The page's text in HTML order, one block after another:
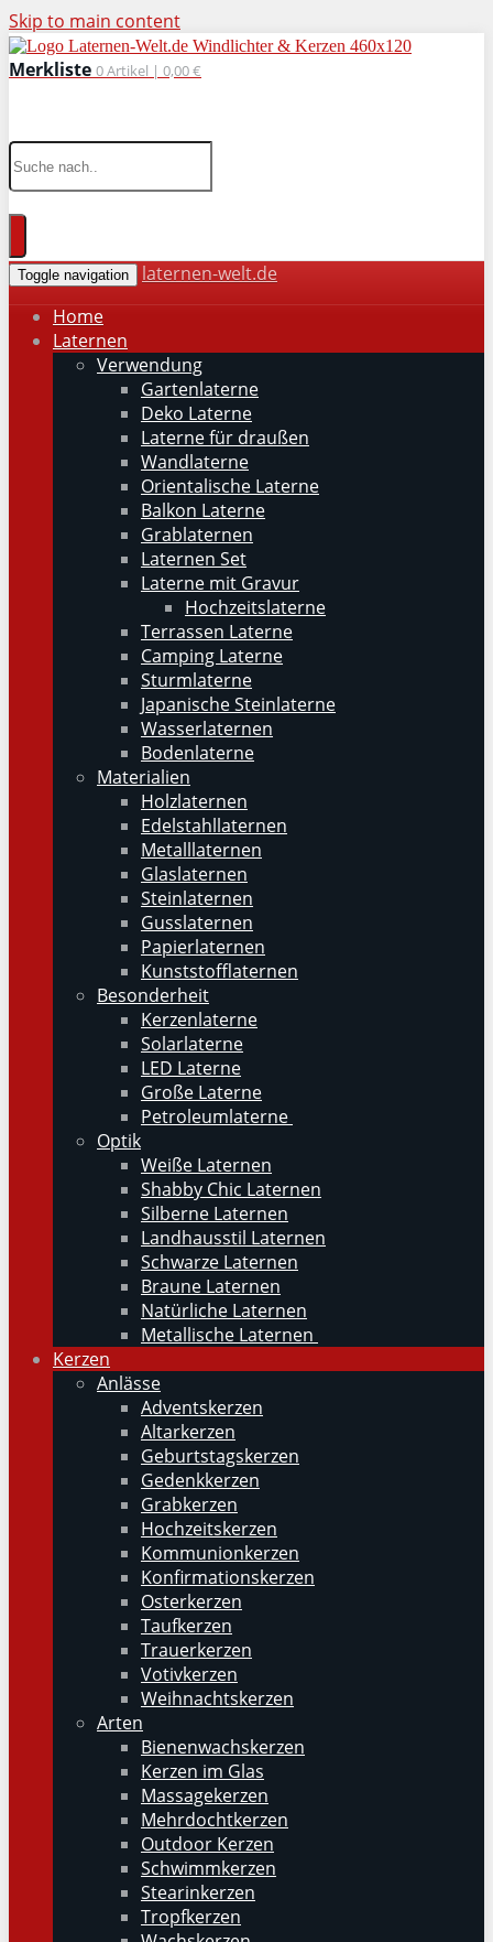
Skip to main content
Merkliste 0Artikel | 0,00 €
Toggle navigation
laternen-welt.de
Home
Laternen
Verwendung
Gartenlaterne
Deko Laterne
Laterne für draußen
Wandlaterne
Orientalische Laterne
Balkon Laterne
Grablaternen
Laternen Set
Laterne mit Gravur
Hochzeitslaterne
Terrassen Laterne
Camping Laterne
Sturmlaterne
Japanische Steinlaterne
Wasserlaternen
Bodenlaterne
Materialien
Holzlaternen
Edelstahllaternen
Metalllaternen
Glaslaternen
Steinlaternen
Gusslaternen
Papierlaternen
Kunststofflaternen
Besonderheit
Kerzenlaterne
Solarlaterne
LED Laterne
Große Laterne
Petroleumlaterne
Optik
Weiße Laternen
Shabby Chic Laternen
Silberne Laternen
Landhausstil Laternen
Schwarze Laternen
Braune Laternen
Natürliche Laternen
Metallische Laternen
Kerzen
Anlässe
Adventskerzen
Altarkerzen
Geburtstagskerzen
Gedenkkerzen
Grabkerzen
Hochzeitskerzen
Kommunionkerzen
Konfirmationskerzen
Osterkerzen
Taufkerzen
Trauerkerzen
Votivkerzen
Weihnachtskerzen
Arten
Bienenwachskerzen
Kerzen im Glas
Massagekerzen
Mehrdochtkerzen
Outdoor Kerzen
Schwimmkerzen
Stearinkerzen
Tropfkerzen